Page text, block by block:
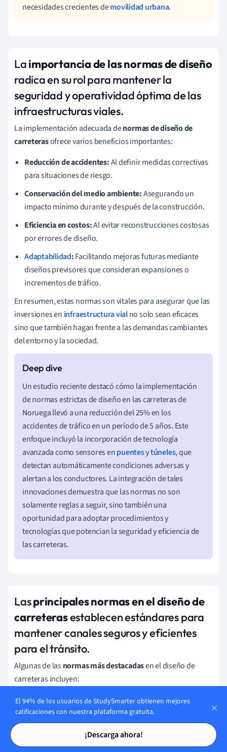
Tarjetas de estudio
Tarjetas de estudio
necesidades crecientes demovilidad urbana.
Laimportancia de las normas de diseño
radica en su rol para mantener la
seguridad y operatividad óptima de las
infraestructuras viales.
La implementación adecuada denormas de diseño de
carreterasofrece varios beneficios importantes:
Reducción de accidentes:Al definir medidas correctivas
para situaciones de riesgo.
Conservación del medio ambiente:Asegurando un
impacto mínimo durante y después de la construcción.
Eficiencia en costos:Al evitar reconstrucciones costosas
por errores de diseño.
Adaptabilidad:Facilitando mejoras futuras mediante
diseños previsores que consideran expansiones o
incrementos de tráfico.
En resumen, estas normas son vitales para asegurar que las
inversiones en infraestructura vialno solo sean eficaces
sino que también hagan frente a las demandas cambiantes
del entorno y la sociedad.
Un estudio reciente destacó cómo la implementación
de normas estrictas de diseño en las carreteras de
Noruega llevó a una reducción del 25% en los
accidentes de tráfico en un período de 5 años. Este
enfoque incluyó la incorporación de tecnología
avanzada como sensores enpuentesytúneles, que
detectan automáticamente condiciones adversas y
alertan a los conductores. La integración de tales
innovaciones demuestra que las normas no son
solamente reglas a seguir, sino también una
oportunidad para adoptar procedimientos y
tecnologías que potencian la seguridad y eficiencia de
las carreteras.
Lasprincipales normas en el diseño de
carreterasestablecen estándares para
mantener canales seguros y eficientes
para el tránsito.
Algunas de lasnormas más destacadasen el diseño de
carreteras incluyen:
Normas geométricas:Dictan la alineación, curvatura y
diseño de las intersecciones para asegurar visibilidad y
seguridad.
Normas de pavimento:Estipulan los materiales y
El 94% de los usuarios de StudySmarter obtienen mejores
calificaciones con nuestra plataforma gratuita.
¡Descarga ahora!